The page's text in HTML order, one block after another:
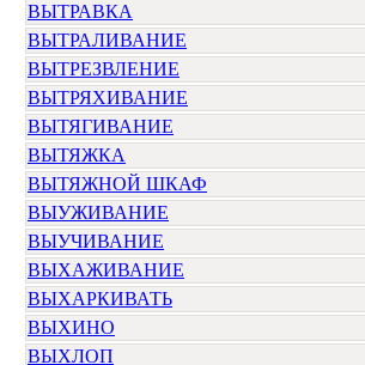
ВЫТРАВКА
ВЫТРАЛИВАНИЕ
ВЫТРЕЗВЛЕНИЕ
ВЫТРЯХИВАНИЕ
ВЫТЯГИВАНИЕ
ВЫТЯЖКА
ВЫТЯЖНОЙ ШКАФ
ВЫУЖИВАНИЕ
ВЫУЧИВАНИЕ
ВЫХАЖИВАНИЕ
ВЫХАРКИВАТЬ
ВЫХИНО
ВЫХЛОП